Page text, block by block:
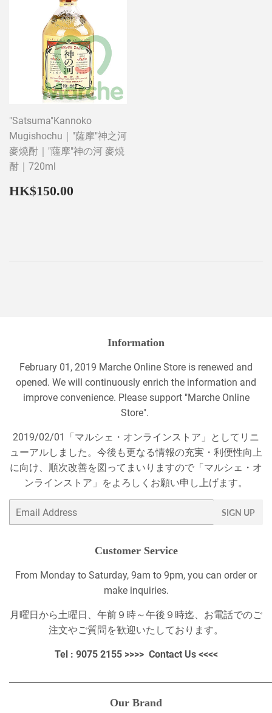
"Satsuma"Kannoko
Mugishochu｜"薩摩"神之河
麥燒酎｜"薩摩"神の河 麥焼
酎｜720ml
Regular
price
HK$150.00
Information
February 01, 2019 Marche Online Store is renewed and
opened. We will continuously enrich the information and
improve convenience. Please support "Marche Online
Store".
2019/02/01「マルシェ・オンラインストア」としてリニ
ューアルしました。今後も更なる情報の充実・利便性向上
に向け、順次改善を図ってまいりますので「マルシェ・オ
ンラインストア」をよろしくお願い申し上げます。
Email
SIGN UP
Customer Service
From Monday to Saturday, 9am to 9pm, you can order or
make inquiries.
月曜日から土曜日、午前９時～午後９時迄、お電話でのご
注文やご質問を歓迎いたしております。
Tel : 9075 2155 >>>> Contact Us<<<<
Our Brand